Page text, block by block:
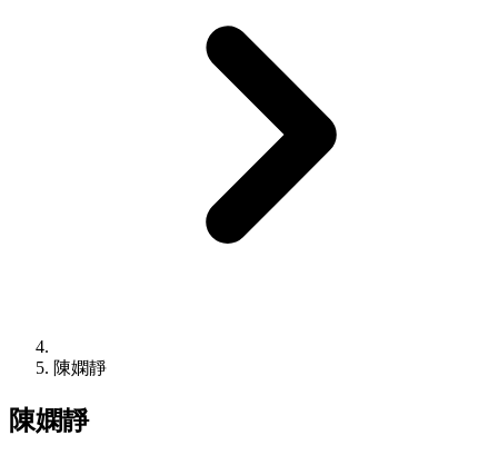
陳嫻靜
陳嫻靜